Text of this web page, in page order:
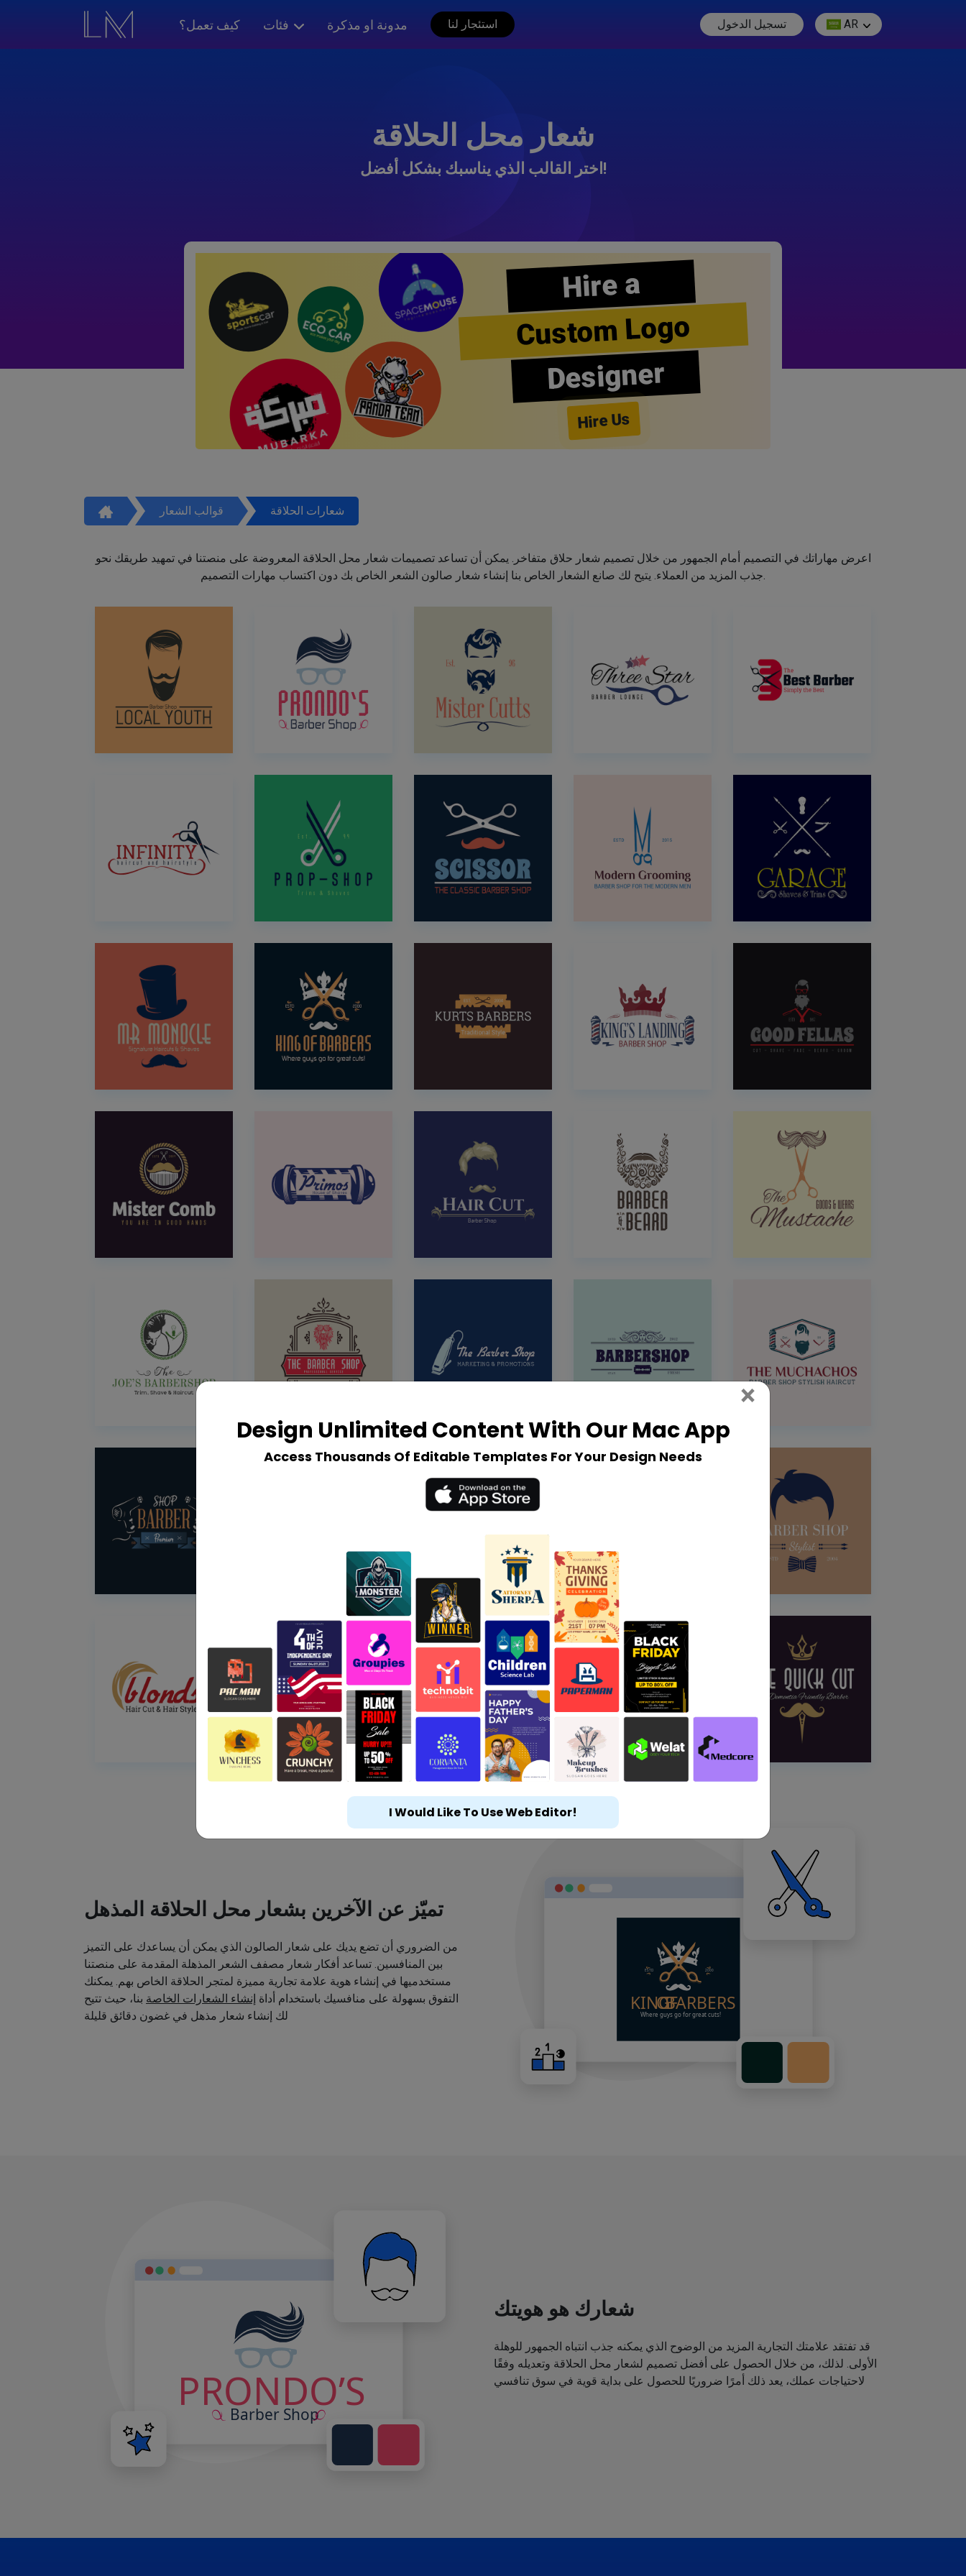
كيف تعمل؟ فئات مدونة او مذكرة استئجار لنا تسجيل الدخول AR
شعار محل الحلاقة
اختر القالب الذي يناسبك بشكل أفضل!
Hire a
Custom Logo
Designer
Hire Us
قوالب الشعار شعارات الحلاقة
اعرض مهاراتك في التصميم أمام الجمهور من خلال تصميم شعار حلاق متفاخر. يمكن أن تساعد تصميمات شعار محل الحلاقة المعروضة على منصتنا في تمهيد طريقك نحو
جذب المزيد من العملاء. يتيح لك صانع الشعار الخاص بنا إنشاء شعار صالون الشعر الخاص بك دون اكتساب مهارات التصميم.
تميّز عن الآخرين بشعار محل الحلاقة المذهل
من الضروري أن تضع يديك على شعار الصالون الذي يمكن أن يساعدك على التميز
بين المنافسين. تساعد أفكار شعار مصفف الشعر المذهلة المقدمة على منصتنا
مستخدميها في إنشاء هوية علامة تجارية مميزة لمتجر الحلاقة الخاص بهم. يمكنك
التفوق بسهولة على منافسيك باستخدام أداة إنشاء الشعارات الخاصة بنا، حيث تتيح
لك إنشاء شعار مذهل في غضون دقائق قليلة
شعارك هو هويتك
قد تفتقد علامتك التجارية المزيد من الوضوح الذي يمكنه جذب انتباه الجمهور للوهلة
الأولى. لذلك، من خلال الحصول على أفضل تصميم لشعار محل الحلاقة وتعديله وفقًا
لاحتياجات عملك، يعد ذلك أمرًا ضروريًا للحصول على بداية قوية في سوق تنافسي
Design Unlimited Content With Our Mac App
Access Thousands Of Editable Templates For Your Design Needs
× Close
I Would Like To Use Web Editor!